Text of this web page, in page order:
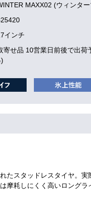
MAXX02 (ウィンタ
インチ
寄せ品 10営業日前後で出荷
たスタッドレスタイヤ。
摩耗しにくく高いロング